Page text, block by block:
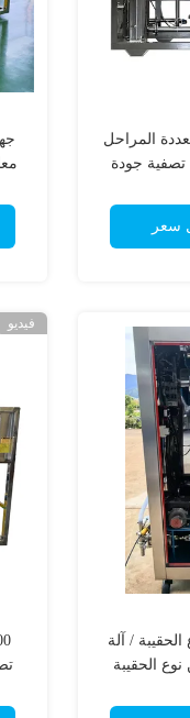
المراحل
جودة
سعر
فيديو
/ آلة
الحقيبة